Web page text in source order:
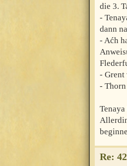
die 3.
-
dann
- Aćh
- Grent
-
Re: